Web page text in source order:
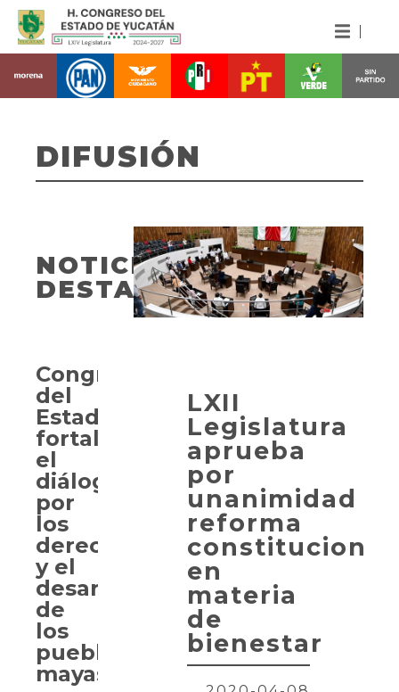
DIFUSIÓN
LXII
Legislatura
aprueba
por
unanimidad
reforma
constitucional
en
materia
de
bienestar
NOTICIAS
DESTACADAS
Congreso
del
Estado
fortalece
el
diálogo
por
los
derechos
y el
desarrollo
de
los
pueblos
mayas